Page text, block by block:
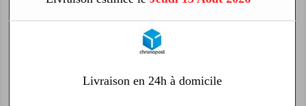
Livraison en 24h à domicile